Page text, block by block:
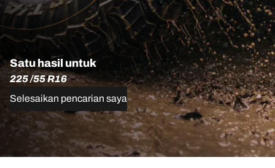
Satu hasil untuk
225 /55 R16
Selesaikan pencarian saya